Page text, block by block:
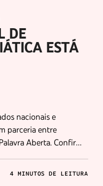
DE
ESTÁ
nacionais e
Aberta. Confirma
4 MINUTOS DE LEITURA